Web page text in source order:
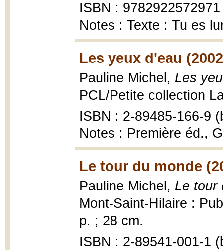
ISBN : 9782922572971
Notes : Texte : Tu es
Les yeux d'eau
Pauline Michel, Les
PCL/Petite collection
ISBN : 2-89485-166-9
Notes : Première éd.,
Le tour du monde
Pauline Michel, Le tour
Mont-Saint-Hilaire :
p. ; 28 cm.
ISBN : 2-89541-001-1